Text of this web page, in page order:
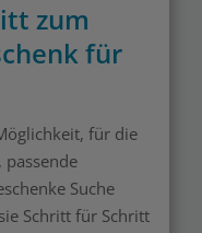
zum
für
für die
passende
Suche
Schritt für Schritt